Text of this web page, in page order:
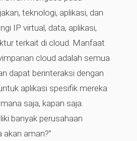
teknologi, aplikasi, dan
IP virtual, data, aplikasi,
terkait di cloud. Manfaat
cloud adalah semua
dapat berinteraksi dengan
aplikasi spesifik mereka
saja, kapan saja.
banyak perusahaan
akan aman?”